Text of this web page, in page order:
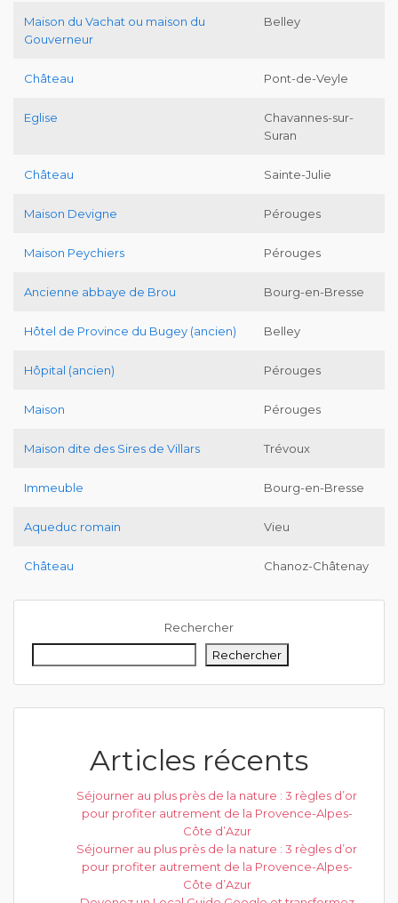
Maison du Vachat ou maison du
Gouverneur
Belley
Château Pont-de-Veyle
Eglise
Chavannes-sur-
Suran
Château Sainte-Julie
Maison Devigne Pérouges
Maison Peychiers Pérouges
Ancienne abbaye de Brou Bourg-en-Bresse
Hôtel de Province du Bugey (ancien) Belley
Hôpital (ancien) Pérouges
Maison Pérouges
Maison dite des Sires de Villars Trévoux
Immeuble Bourg-en-Bresse
Aqueduc romain Vieu
Château Chanoz-Châtenay
Rechercher
Rechercher
Articles récents
Séjourner au plus près de la nature : 3 règles d’or
pour profiter autrement de la Provence-Alpes-
Côte d’Azur
Séjourner au plus près de la nature : 3 règles d’or
pour profiter autrement de la Provence-Alpes-
Côte d’Azur